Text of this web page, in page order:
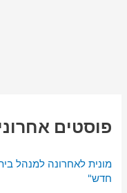
פוסטים
מונית לאחרונה למנהל
חדש"